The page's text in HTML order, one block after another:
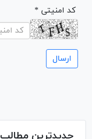
* کد امنیتی
جدیدترین مطالب